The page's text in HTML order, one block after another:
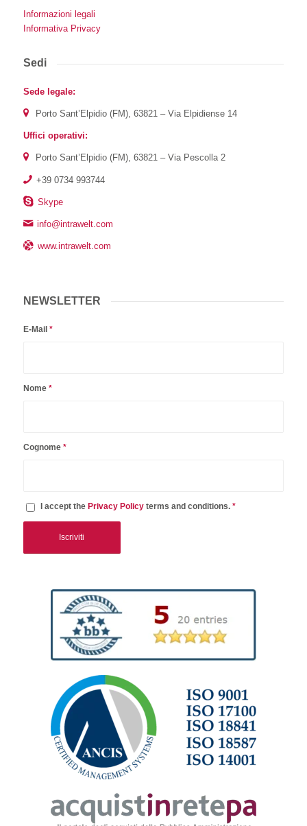
Informazioni legali
Informativa Privacy
Sedi
Sede legale:
Porto Sant’Elpidio (FM), 63821 – Via Elpidiense 14
Uffici operativi:
Porto Sant’Elpidio (FM), 63821 – Via Pescolla 2
+39 0734 993744
Skype
info@intrawelt.com
www.intrawelt.com
NEWSLETTER
E-Mail *
Nome *
Cognome *
I accept the Privacy Policyterms and conditions. *